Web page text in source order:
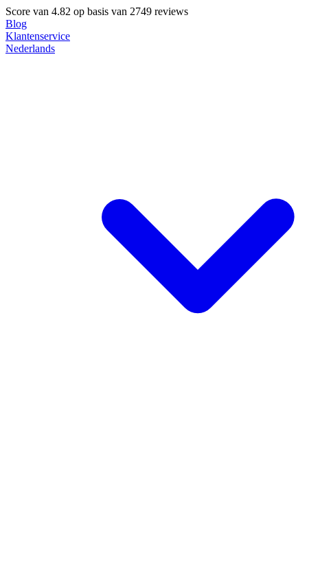
Score van 4.82 op basis van 2749 reviews
Blog
Klantenservice
Nederlands